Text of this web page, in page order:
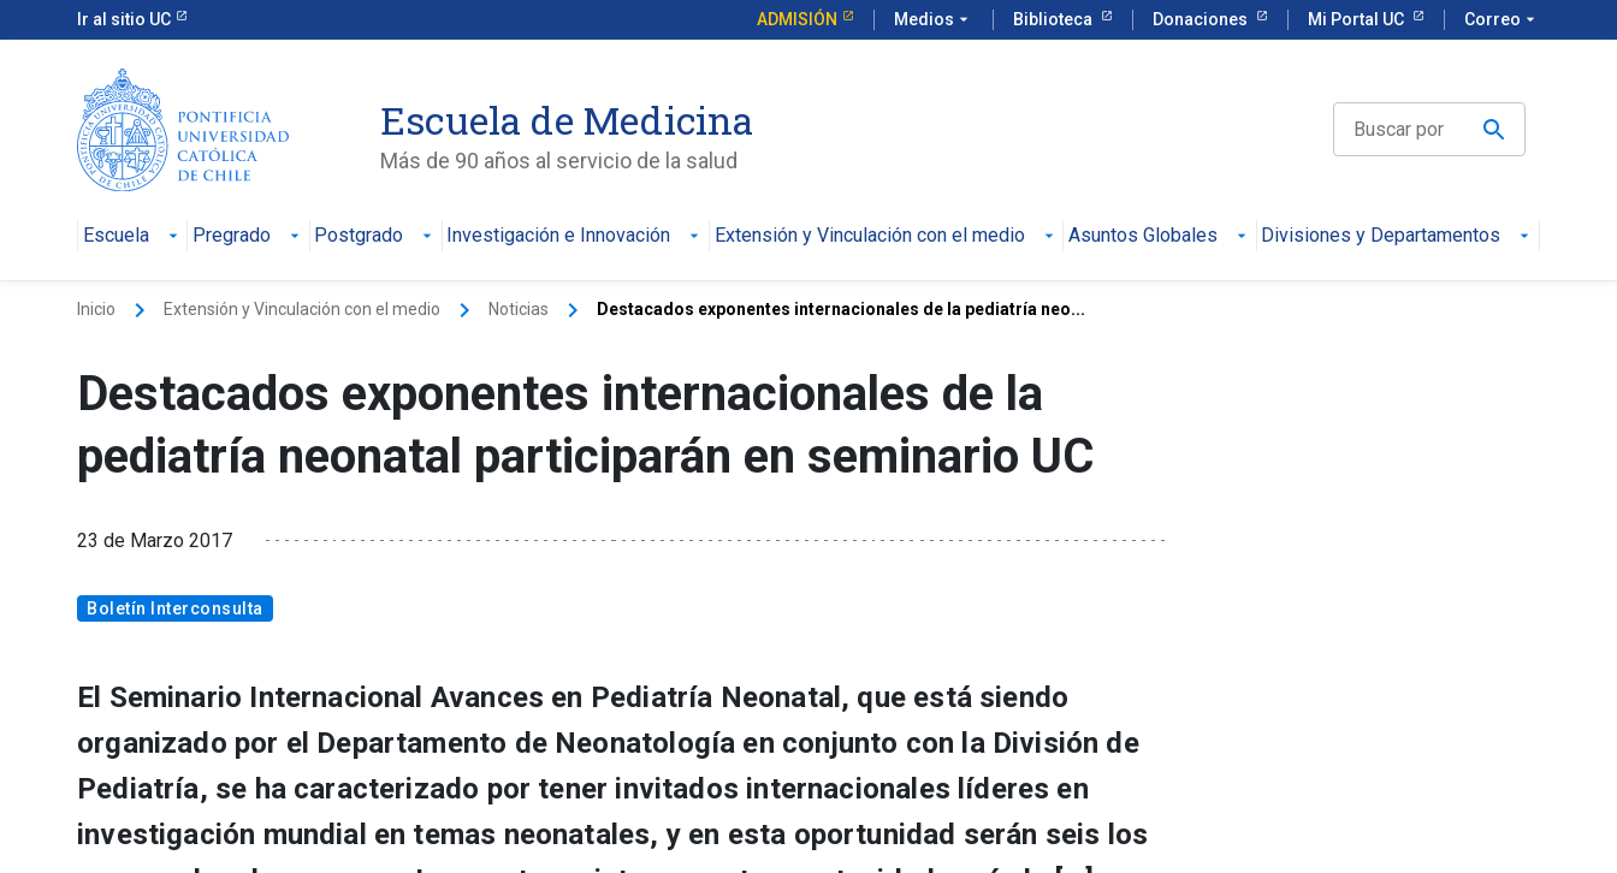
Ir al sitio UC ADMISIÓN Medios arrow_drop_down Biblioteca Donaciones Mi Portal UC Correo arrow_drop_down
Escuela de Medicina
Más de 90 años al servicio de la salud
Escuela Pregrado Postgrado Investigación e Innovación Extensión y Vinculación con el medio Asuntos Globales Divisiones y Departamentos
Inicio keyboard_arrow_right Extensión y Vinculación con el medio keyboard_arrow_right Noticias keyboard_arrow_right Destacados exponentes internacionales de la pediatría neo...
Destacados exponentes internacionales de la
pediatría neonatal participarán en seminario UC
23 de Marzo 2017
Boletín Interconsulta
El Seminario Internacional Avances en Pediatría Neonatal, que está siendo
organizado por el Departamento de Neonatología en conjunto con la División de
Pediatría, se ha caracterizado por tener invitados internacionales líderes en
investigación mundial en temas neonatales, y en esta oportunidad serán seis los